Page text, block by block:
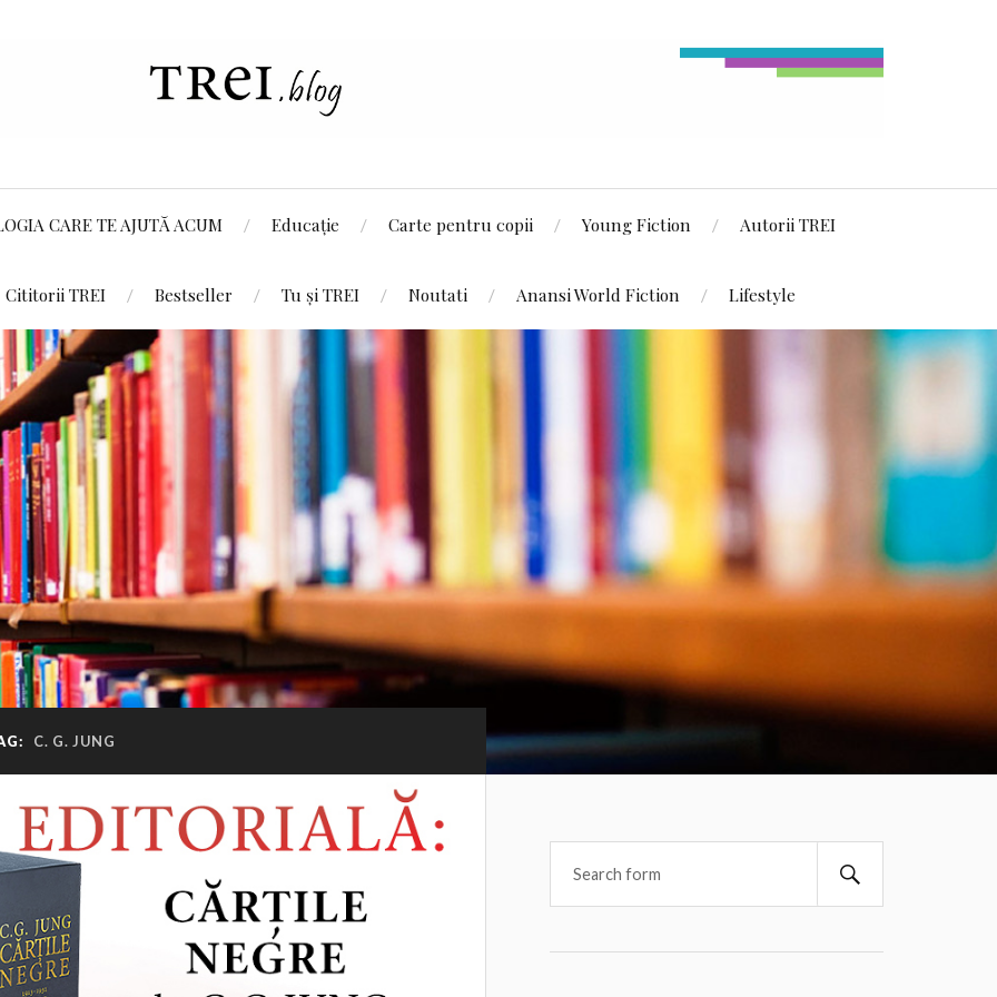
CARE TE AJUTĂ ACUM Educație Carte pentru copii Young Fiction Autorii TREI
Cititorii TREI Bestseller Tu și TREI Noutati Anansi World Fiction Lifestyle
C. G. JUNG